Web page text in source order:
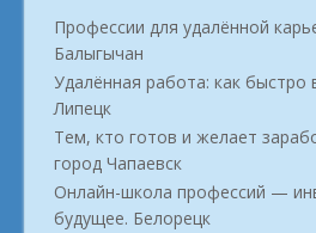
Профессии для удалённой
Балыгычан
Удалённая работа: как быстро
Липецк
Тем, кто готов и желает
город Чапаевск
Онлайн-школа профессий —
будущее. Белорецк